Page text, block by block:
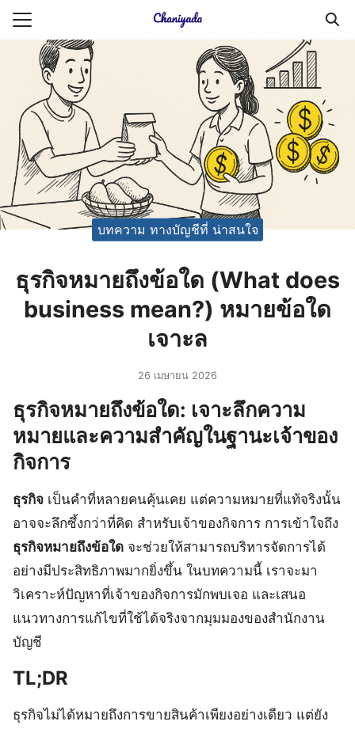
Skip
content
ยความเป็นส่วนตัว
ญชี (Accounting service)
ญชี (Accounting
Search
บทความ ทางบัญชีที่ น่าสนใจ
ธุรกิจหมายถึงข้อใด (What does
business mean?) หมายข้อใด
เจาะล
26 เมษายน 2026
ธุรกิจหมายถึงข้อใด: เจาะลึกความ
หมายและความสำคัญในฐานะเจ้าของ
กิจการ
ธุรกิจ เป็นคำที่หลายคนคุ้นเคย แต่ความหมายที่แท้จริงนั้น
อาจจะลึกซึ้งกว่าที่คิด สำหรับเจ้าของกิจการ การเข้าใจถึง
ธุรกิจหมายถึงข้อใด จะช่วยให้สามารถบริหารจัดการได้
อย่างมีประสิทธิภาพมากยิ่งขึ้น ในบทความนี้ เราจะมา
วิเคราะห์ปัญหาที่เจ้าของกิจการมักพบเจอ และเสนอ
แนวทางการแก้ไขที่ใช้ได้จริงจากมุมมองของสำนักงาน
บัญชี
TL;DR
ธุรกิจไม่ได้หมายถึงการขายสินค้าเพียงอย่างเดียว แต่ยัง